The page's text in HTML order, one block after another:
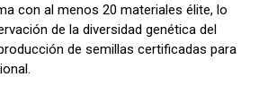
con al menos 20 materiales élite, lo
de la diversidad genética del
de semillas certificadas para